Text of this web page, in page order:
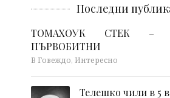
Последни
ТОМАХОУК СТЕК –
ПЪРВОБИТНИ
В Говеждо, Интересно
Телешко чили в 5